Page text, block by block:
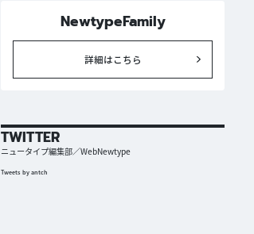
NewtypeFamily
詳細はこちら
TWITTER
ニュータイプ編集部／WebNewtype
Tweets by antch